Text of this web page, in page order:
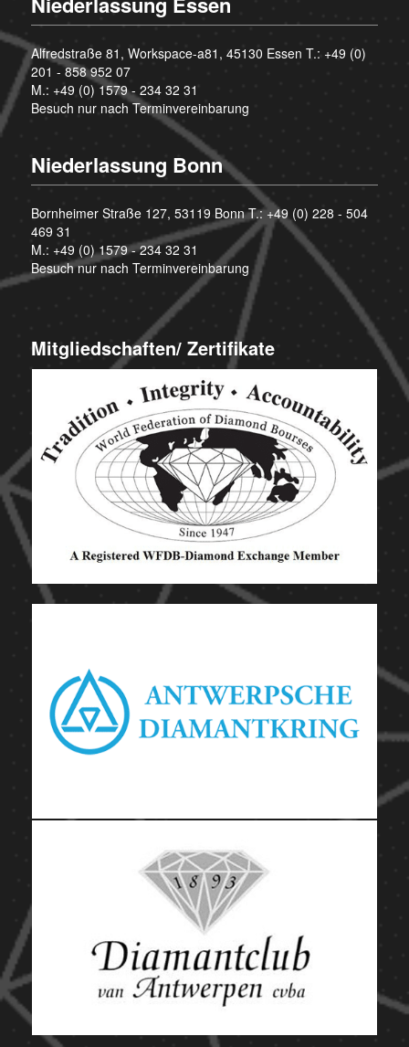
Alfredstraße 81, Workspace-a81, 45130 Essen T.: +49 (0)
201 - 858 952 07
M.: +49 (0) 1579 - 234 32 31
Besuch nur nach Terminvereinbarung
Niederlassung Bonn
Bornheimer Straße 127, 53119 Bonn T.:+49 (0) 228 - 504
469 31
M.: +49 (0) 1579 - 234 32 31
Besuch nur nach Terminvereinbarung
Mitgliedschaften/ Zertifikate